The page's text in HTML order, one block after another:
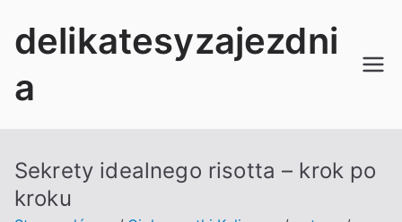
dodelikatesyzajezdni
a
Sekrety idealnego risotta – krok po
kroku